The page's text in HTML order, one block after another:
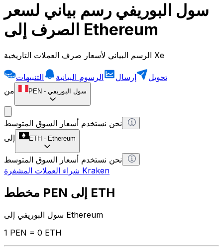
سول البوريفي رسم بياني لسعر
الصرف إلى Ethereum
الرسم البياني لأسعار صرف العملات التاريخية Xe
تحويل إرسال الرسوم البيانية
التنبيهات
من
PEN - سول البوريفي
نحن نستخدم أسعار السوق المتوسط
إلى
ETH - Ethereum
نحن نستخدم أسعار السوق المتوسط
شراء العملات المشفرة Kraken
مخطط PEN إلى ETH
سول البوريفي إلى Ethereum
1 PEN = 0 ETH